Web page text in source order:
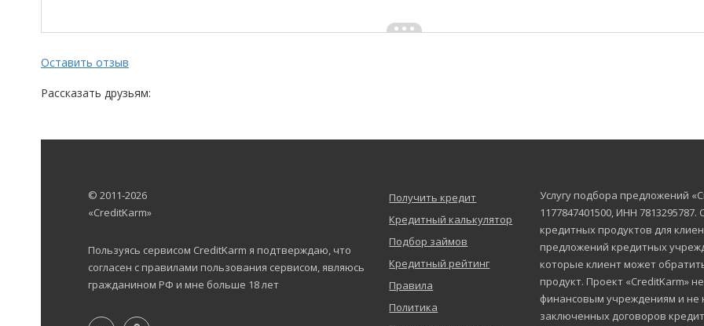
Оставить отзыв
Рассказать друзьям:
© 2011-2026
«CreditKarm»
Пользуясь сервисом CreditKarm я подтверждаю, что
согласен с правилами пользования сервисом, являюсь
гражданином РФ и мне больше 18 лет
Получить кредит
Кредитный калькулятор
Подбор займов
Кредитный рейтинг
Правила
Политика
Услугу подбора предложений
1177847401500, ИНН
кредитных продуктов для
предложений кредитных
которые клиент может
продукт. Проект «CreditKarm»
финансовым учреждениям и не
заключенных договоров